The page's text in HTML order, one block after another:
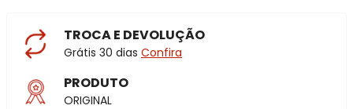
TROCA E DEVOLUÇÃO
Grátis 30 dias Confira
PRODUTO
ORIGINAL